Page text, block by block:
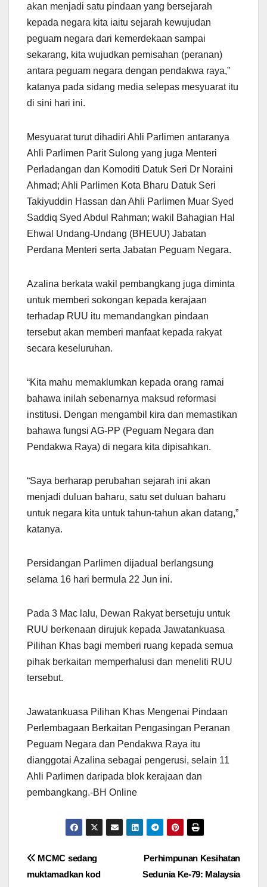
akan menjadi satu pindaan yang bersejarah
kepada negara kita iaitu sejarah kewujudan
peguam negara dari kemerdekaan sampai
sekarang, kita wujudkan pemisahan (peranan)
antara peguam negara dengan pendakwa raya,”
katanya pada sidang media selepas mesyuarat itu
di sini hari ini.
Mesyuarat turut dihadiri Ahli Parlimen antaranya
Ahli Parlimen Parit Sulong yang juga Menteri
Perladangan dan Komoditi Datuk Seri Dr Noraini
Ahmad; Ahli Parlimen Kota Bharu Datuk Seri
Takiyuddin Hassan dan Ahli Parlimen Muar Syed
Saddiq Syed Abdul Rahman; wakil Bahagian Hal
Ehwal Undang-Undang (BHEUU) Jabatan
Perdana Menteri serta Jabatan Peguam Negara.
Azalina berkata wakil pembangkang juga diminta
untuk memberi sokongan kepada kerajaan
terhadap RUU itu memandangkan pindaan
tersebut akan memberi manfaat kepada rakyat
secara keseluruhan.
“Kita mahu memaklumkan kepada orang ramai
bahawa inilah sebenarnya maksud reformasi
institusi. Dengan mengambil kira dan memastikan
bahawa fungsi AG-PP (Peguam Negara dan
Pendakwa Raya) di negara kita dipisahkan.
“Saya berharap perubahan sejarah ini akan
menjadi duluan baharu, satu set duluan baharu
untuk negara kita untuk tahun-tahun akan datang,”
katanya.
Persidangan Parlimen dijadual berlangsung
selama 16 hari bermula 22 Jun ini.
Pada 3 Mac lalu, Dewan Rakyat bersetuju untuk
RUU berkenaan dirujuk kepada Jawatankuasa
Pilihan Khas bagi memberi ruang kepada semua
pihak berkaitan memperhalusi dan meneliti RUU
tersebut.
Jawatankuasa Pilihan Khas Mengenai Pindaan
Perlembagaan Berkaitan Pengasingan Peranan
Peguam Negara dan Pendakwa Raya itu
dianggotai Azalina sebagai pengerusi, selain 11
Ahli Parlimen daripada blok kerajaan dan
pembangkang.-BH Online
Post
Perhimpunan Kesihatan
Sedunia Ke-79: Malaysia
MCMC sedang
muktamadkan kod